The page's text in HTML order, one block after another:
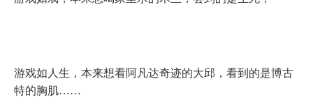
游戏如人生，本来想看阿凡达奇迹的大邱，看到的是博古
特的胸肌……